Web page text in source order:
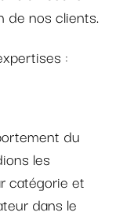
de nos clients.
:
du
les
catégorie et
dans le